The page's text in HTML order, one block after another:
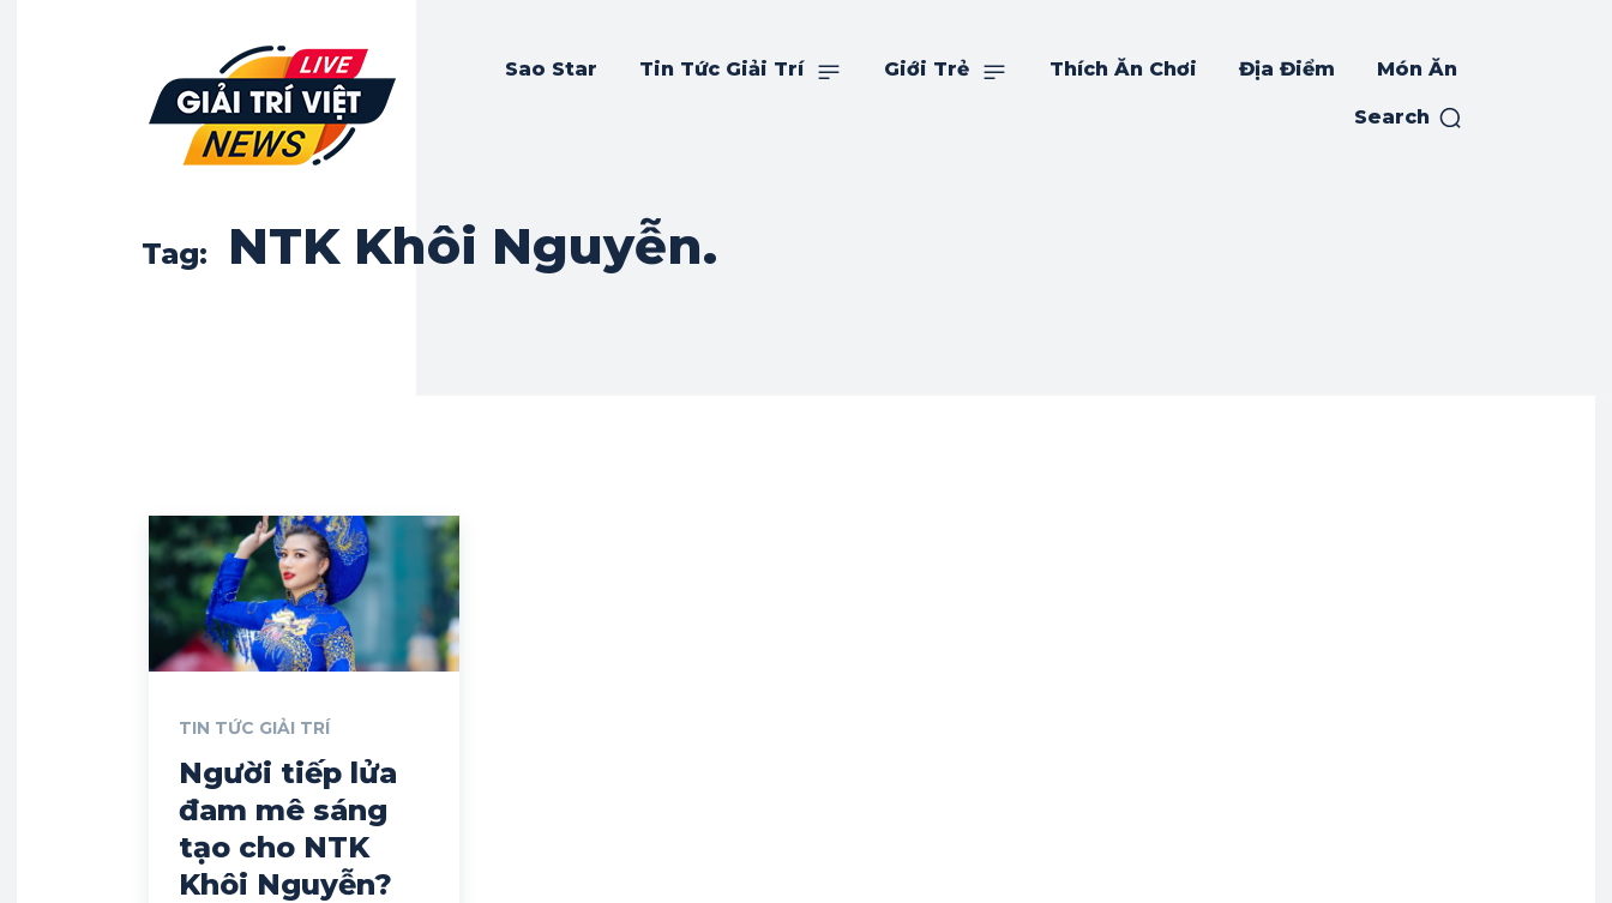
Sao Star Tin Tức Giải Trí Giới Trẻ Thích Ăn Chơi Địa Điểm Món Ăn
Search
Tag: NTK Khôi Nguyễn.
TIN TỨC GIẢI TRÍ
Người tiếp lửa
đam mê sáng
tạo cho NTK
Khôi Nguyễn?